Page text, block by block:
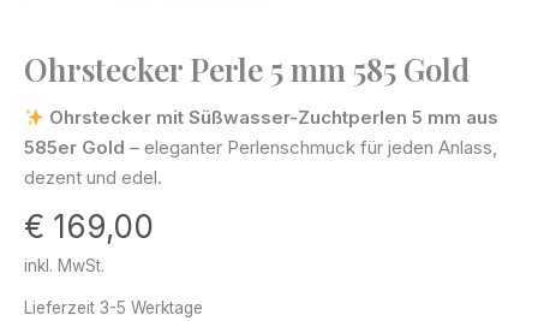
Ohrstecker Perle 5 mm 585 Gold
Ohrstecker mit Süßwasser-Zuchtperlen 5 mm aus
585er Gold – eleganter Perlenschmuck für jeden Anlass,
dezent und edel.
€ 169,00
inkl. MwSt.
Lieferzeit 3-5 Werktage
Ohrstecker
5
Gold
Menge